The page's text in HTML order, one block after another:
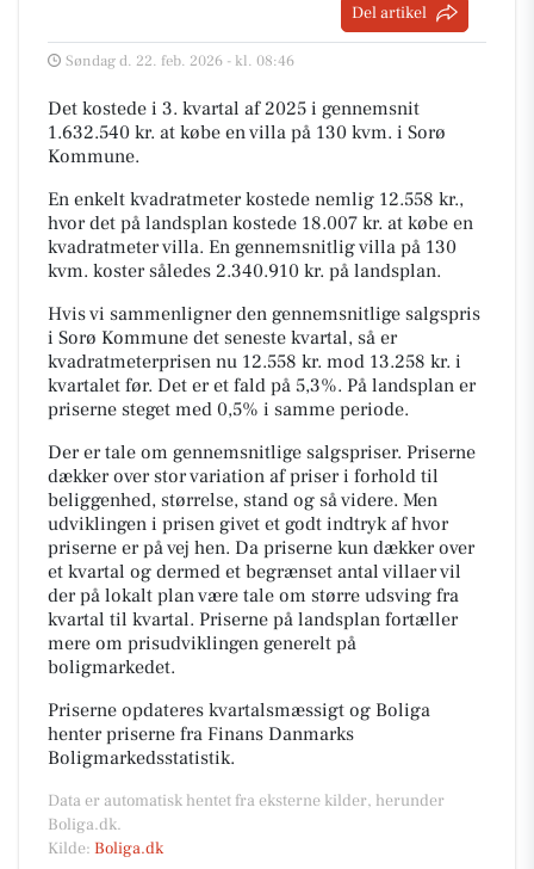
Del artikel
Søndag d. 22. feb. 2026 - kl. 08:46
Det kostede i 3. kvartal af 2025 i gennemsnit
1.632.540 kr. at købe en villa på 130 kvm. i Sorø
Kommune.
En enkelt kvadratmeter kostede nemlig 12.558 kr.,
hvor det på landsplan kostede 18.007 kr. at købe en
kvadratmeter villa. En gennemsnitlig villa på 130
kvm. koster således 2.340.910 kr. på landsplan.
Hvis vi sammenligner den gennemsnitlige salgspris
i Sorø Kommune det seneste kvartal, så er
kvadratmeterprisen nu 12.558 kr. mod 13.258 kr. i
kvartalet før. Det er et fald på 5,3%. På landsplan er
priserne steget med 0,5% i samme periode.
Der er tale om gennemsnitlige salgspriser. Priserne
dækker over stor variation af priser i forhold til
beliggenhed, størrelse, stand og så videre. Men
udviklingen i prisen givet et godt indtryk af hvor
priserne er på vej hen. Da priserne kun dækker over
et kvartal og dermed et begrænset antal villaer vil
der på lokalt plan være tale om større udsving fra
kvartal til kvartal. Priserne på landsplan fortæller
mere om prisudviklingen generelt på
boligmarkedet.
Priserne opdateres kvartalsmæssigt og Boliga
henter priserne fra Finans Danmarks
Boligmarkedsstatistik.
Data er automatisk hentet fra eksterne kilder, herunder
Boliga.dk.
Kilde: Boliga.dk